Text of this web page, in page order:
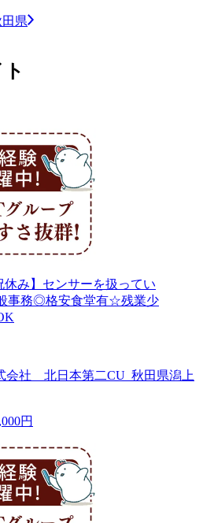
県
休み】センサーを扱ってい
事務◎格安食堂有☆残業少
会社 北日本第二CU_秋田県潟上
円